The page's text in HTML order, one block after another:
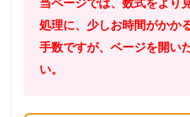
処理に、少しお時間がかか
手数ですが、ページを開い
い。